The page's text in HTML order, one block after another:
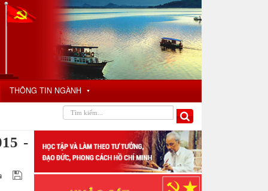
THÔNG TIN NGÀNH ▼
-